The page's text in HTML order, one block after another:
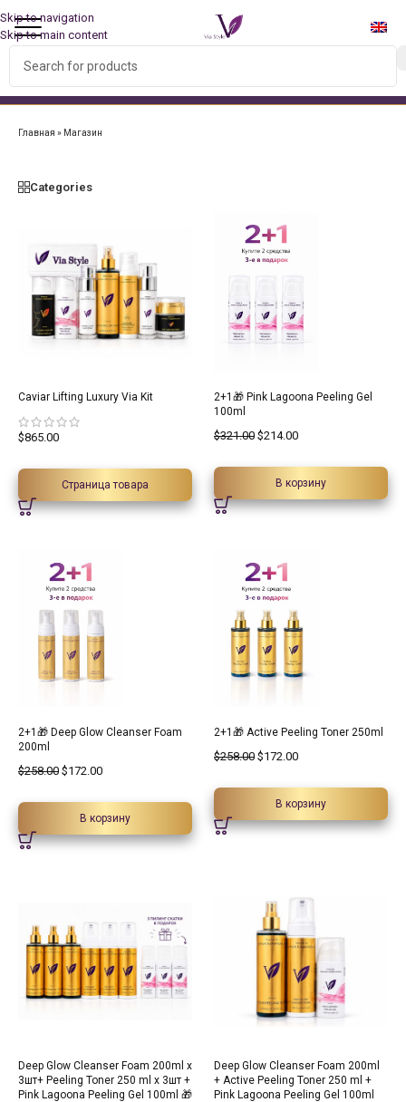
Skip to navigation
Skip to main content
БЕСПЛАТНАЯ ДОСТАВКА ПО ВСЕМУ МИРУ ПРИ ЗАКАЗЕ
НАБОРА!
Главная » Магазин
Categories
Caviar Lifting Luxury Via Kit
$865.00
Страница товара
33.33%
2+1🎁 Pink Lagoona Peeling Gel
100ml
$321.00 $214.00
В корзину
33.33%
2+1🎁 Deep Glow Cleanser Foam
200ml
$258.00 $172.00
В корзину
33.33%
2+1🎁 Active Peeling Toner 250ml
$258.00 $172.00
В корзину
38.5%
Deep Glow Cleanser Foam 200ml х
3шт+ Peeling Toner 250 ml х 3шт +
Pink Lagoona Peeling Gel 100ml 🎁
20%
Deep Glow Cleanser Foam 200ml
+ Active Peeling Toner 250 ml +
Pink Lagoona Peeling Gel 100ml